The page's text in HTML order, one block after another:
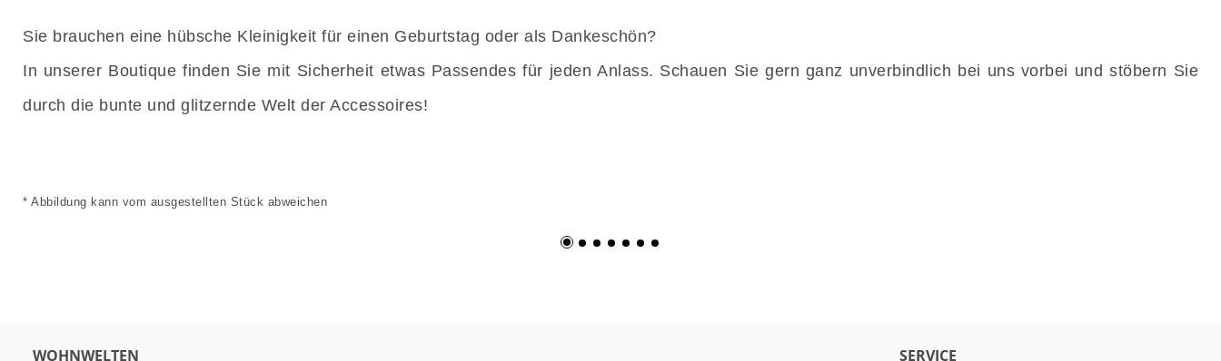
Sie brauchen eine hübsche Kleinigkeit für einen Geburtstag oder als Dankeschön?
In unserer Boutique finden Sie mit Sicherheit etwas Passendes für jeden Anlass. Schauen Sie gern ganz unverbindlich bei uns vorbei und stöbern Sie
durch die bunte und glitzernde Welt der Accessoires!
* Abbildung kann vom ausgestellten Stück abweichen
WOHNWELTEN SERVICE